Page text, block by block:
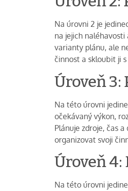
Na úrovni 2 je
na jejich
varianty plánu, ale
činnost a skloubit ji
Úroveň
Na této úrovni
očekávaný výkon,
Plánuje zdroje, čas
organizovat svoji
Úroveň
Na této úrovni